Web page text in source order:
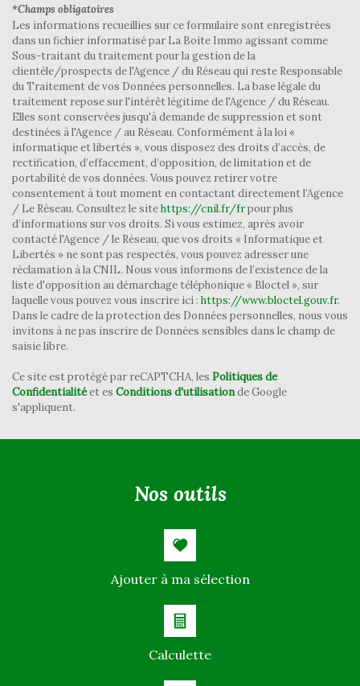
Mairie
statistiques
Nombre d'habitants
11 023
Propriétaires (vs. locataires)
73,15 %
Taxe habitation
13,29 %
Taxe foncière
13,98 %
Habitants de moins de 25 ans
32,69 %
Habitants de 25 à 55 ans
42,50 %
Habitants de plus de 55 ans
24,81 %
Nombre d'enfants par famille
1,06
Familles sans enfant
42,40 %
Familles avec 1 ou 2 enfants
47,98 %
Maisons
Appartements
Familles avec 3 enfants
*Champs obligatoires
Les informations recueillies sur ce formulaire sont enregistrées
dans un fichier informatisé par La Boite Immo agissant comme
Sous-traitant du traitement pour la gestion de la
clientèle/prospects de l'Agence / du Réseau qui reste Responsable
du Traitement de vos Données personnelles. La base légale du
traitement repose sur l'intérêt légitime de l'Agence / du Réseau.
Elles sont conservées jusqu'à demande de suppression et sont
destinées à l'Agence / au Réseau. Conformément à la loi «
informatique et libertés », vous disposez des droits d’accès, de
rectification, d’effacement, d’opposition, de limitation et de
portabilité de vos données. Vous pouvez retirer votre
consentement à tout moment en contactant directement l’Agence
/ Le Réseau. Consultez le sitehttps://cnil.fr/frpour plus
d’informations sur vos droits. Si vous estimez, après avoir
contacté l'Agence / le Réseau, que vos droits « Informatique et
Libertés » ne sont pas respectés, vous pouvez adresser une
réclamation à la CNIL. Nous vous informons de l’existence de la
liste d'opposition au démarchage téléphonique « Bloctel », sur
laquelle vous pouvez vous inscrire ici : https://www.bloctel.gouv.fr.
Dans le cadre de la protection des Données personnelles, nous vous
invitons à ne pas inscrire de Données sensibles dans le champ de
saisie libre.
Ce site est protégé par reCAPTCHA, les Politiques de
Confidentialitéet es Conditions d'utilisationde Google
s'appliquent.
nos outils
Ajouter à ma sélection
Calculette